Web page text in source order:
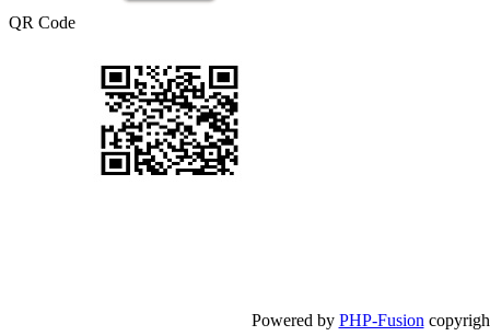
QR Code
Powered by PHP-Fusion